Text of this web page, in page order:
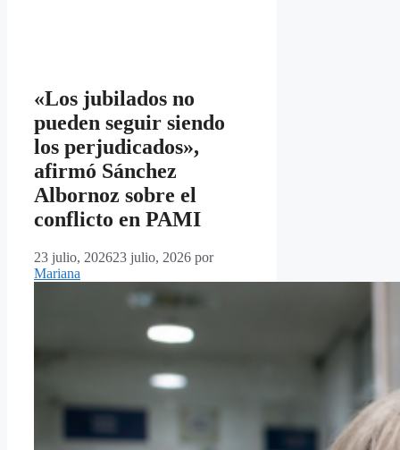
«Los jubilados no
pueden seguir siendo
los perjudicados»,
afirmó Sánchez
Albornoz sobre el
conflicto en PAMI
23 julio, 202623 julio, 2026 por
Mariana